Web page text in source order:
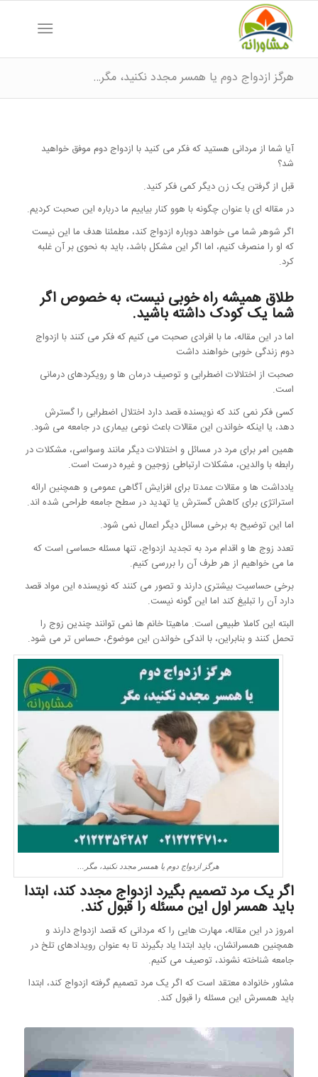
هرگز ازدواج دوم یا همسر مجدد نکنید، مگر…
آیا شما از مردانی هستید که فکر می کنید با ازدواج دوم موفق خواهید
شد؟
قبل از گرفتن یک زن دیگر کمی فکر کنید.
در مقاله ای با عنوان چگونه با هوو کنار بیاییم ما درباره این صحبت کردیم.
اگر شوهر شما می خواهد دوباره ازدواج کند، مطمئنا هدف ما این نیست
که او را منصرف کنیم، اما اگر این مشکل باشد، باید به نحوی بر آن غلبه
کرد.
طلاق همیشه راه خوبی نیست، به خصوص اگر
شما یک کودک داشته باشید.
اما در این مقاله، ما با افرادی صحبت می کنیم که فکر می کنند با ازدواج
دوم زندگی خوبی خواهند داشت
صحبت از اختلالات اضطرابی و توصیف درمان ها و رویکردهای درمانی
است.
کسی فکر نمی کند که نویسنده قصد دارد اختلال اضطرابی را گسترش
دهد، یا اینکه خواندن این مقالات باعث نوعی بیماری در جامعه می شود.
همین امر برای مرد در مسائل و اختلالات دیگر مانند وسواسی، مشکلات در
رابطه با والدین، مشکلات ارتباطی زوجین و غیره درست است.
یادداشت ها و مقالات عمدتا برای افزایش آگاهی عمومی و همچنین ارائه
استراتژی برای کاهش گسترش یا تهدید در سطح جامعه طراحی شده اند.
اما این توضیح به برخی مسائل دیگر اعمال نمی شود.
تعدد زوج ها و اقدام مرد به تجدید ازدواج، تنها مسئله حساسی است که
ما می خواهیم از هر طرف آن را بررسی کنیم.
برخی حساسیت بیشتری دارند و تصور می کنند که نویسنده این مواد قصد
دارد آن را تبلیغ کند اما این گونه نیست.
البته این کاملا طبیعی است. ماهیتا خانم ها نمی توانند چندین زوج را
تحمل کنند و بنابراین، با اندکی خواندن این موضوع، حساس تر می شود.
هرگز ازدواج دوم یا همسر مجدد نکنید، مگر…
اگر یک مرد تصمیم بگیرد ازدواج مجدد کند، ابتدا
باید همسر اول این مسئله را قبول کند.
امروز در این مقاله، مهارت هایی را که مردانی که قصد ازدواج دارند و
همچنین همسرانشان، باید ابتدا یاد بگیرند تا به عنوان رویدادهای تلخ در
جامعه شناخته نشوند، توصیف می کنیم.
مشاور خانواده معتقد است که اگر یک مرد تصمیم گرفته ازدواج کند، ابتدا
باید همسرش این مسئله را قبول کند.